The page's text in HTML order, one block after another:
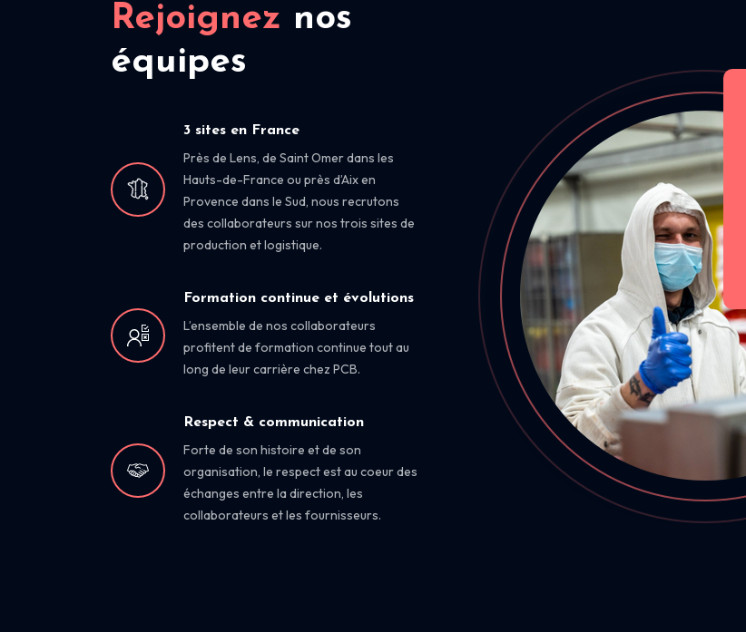
Rejoignez nos
équipes
3 sites en France
Près de Lens, de Saint Omer dans les
Hauts-de-France ou près d’Aix en
Provence dans le Sud, nous recrutons
des collaborateurs sur nos trois sites de
production et logistique.
Formation continue et évolutions
L’ensemble de nos collaborateurs
profitent de formation continue tout au
long de leur carrière chez PCB.
Respect & communication
Forte de son histoire et de son
organisation, le respect est au coeur des
échanges entre la direction, les
collaborateurs et les fournisseurs.